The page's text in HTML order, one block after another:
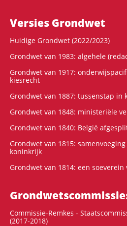
Versies Grondwet
Huidige Grondwet (2022/2023)
Grondwet van 1983: algehele
Grondwet van 1917:
kiesrecht
Grondwet van 1887: tussenstap in
Grondwet van 1848: ministeriële
Grondwet van 1840: België
Grondwet van 1815:
koninkrijk
Grondwet van 1814: een soeverein
Commissie-Remkes -
(2017-2018)